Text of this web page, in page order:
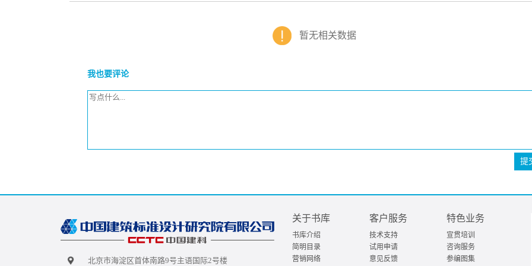
暂无相关数据
我也要评论
提
北京市海淀区首体南路9号主语国际2号楼
关于书库
书库介绍
简明目录
营销网络
客户服务
技术支持
试用申请
意见反馈
特色业务
宣贯培训
咨询服务
参编图集